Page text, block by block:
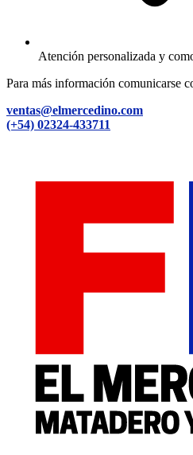
Atención personalizada y
Para más información comunicarse
ventas@elmercedino.com
(+54) 02324-433711